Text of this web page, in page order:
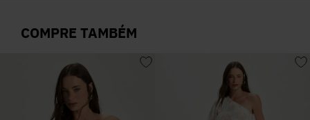
COMPRE TAMBÉM
10º Corselet